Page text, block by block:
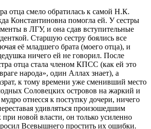
отца смело обратилась к самой Н.К.
Константиновна помогла ей. У сестры
в ЛГУ, и она сдав вступительные
Старшую сестру боялись все
её младшего брата (моего отца), и
ничего ей не говорил. После
отца стала членом КПСС (как ей это
народа», один Аллах знает), а
к тому времени уже сменивший место
Соловецких островов на жаркий и
отнесся к поступку дочери, ничего
удивляться произошедшим
новой власти, он только усиленно
Всевышнего простить их ошибки.